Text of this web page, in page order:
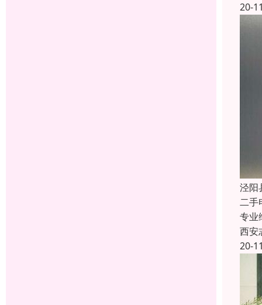
20-
泾阳
二手
专
西安
20-